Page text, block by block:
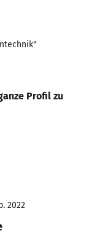
Profil zu
2022